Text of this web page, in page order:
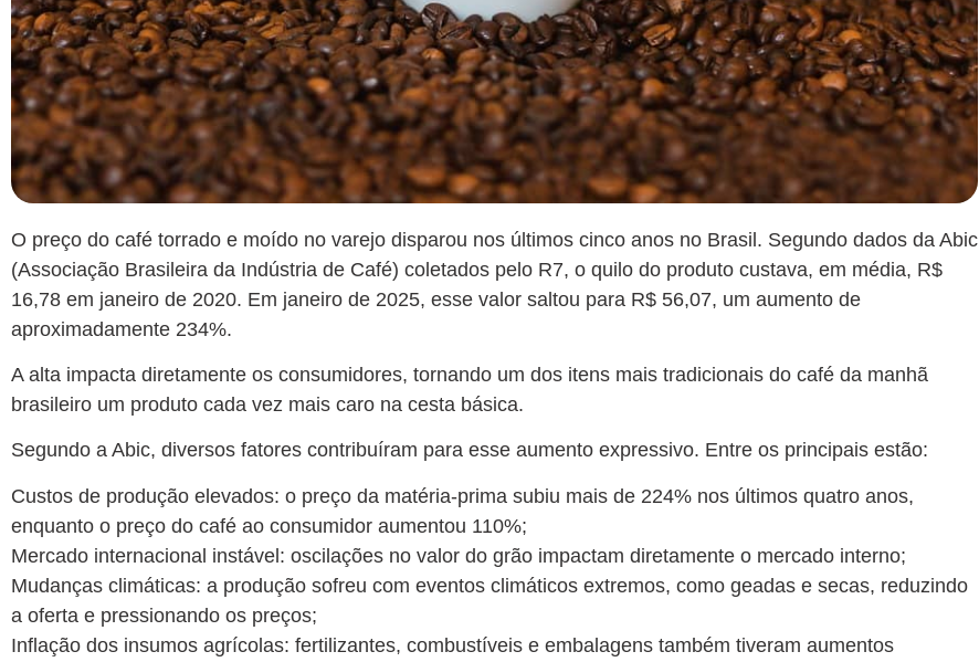
O preço do café torrado e moído no varejo disparou nos últimos cinco anos no Brasil. Segundo dados da Abic
(Associação Brasileira da Indústria de Café) coletados pelo R7, o quilo do produto custava, em média, R$
16,78 em janeiro de 2020. Em janeiro de 2025, esse valor saltou para R$ 56,07, um aumento de
aproximadamente 234%.
A alta impacta diretamente os consumidores, tornando um dos itens mais tradicionais do café da manhã
brasileiro um produto cada vez mais caro na cesta básica.
Segundo a Abic, diversos fatores contribuíram para esse aumento expressivo. Entre os principais estão:
Custos de produção elevados: o preço da matéria-prima subiu mais de 224% nos últimos quatro anos,
enquanto o preço do café ao consumidor aumentou 110%;
Mercado internacional instável: oscilações no valor do grão impactam diretamente o mercado interno;
Mudanças climáticas: a produção sofreu com eventos climáticos extremos, como geadas e secas, reduzindo
a oferta e pressionando os preços;
Inflação dos insumos agrícolas: fertilizantes, combustíveis e embalagens também tiveram aumentos